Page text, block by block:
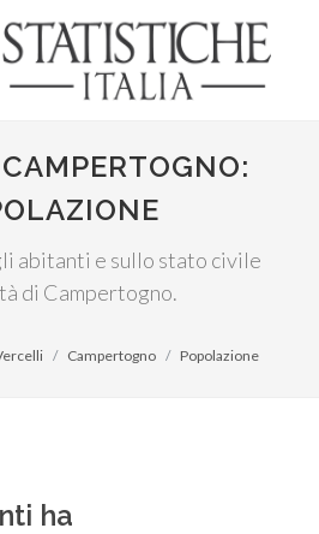
abitanti e sullo stato civile
di Campertogno.
Campertogno Popolazione
ha